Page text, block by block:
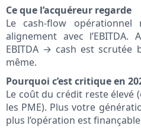
Ce que l’acquéreur regarde
Le cash-flow
alignement avec l’EBITDA.
EBITDA → cash est scrutée
même.
Pourquoi c’est critique en
Le coût du crédit reste élevé
les PME). Plus votre
plus l’opération est